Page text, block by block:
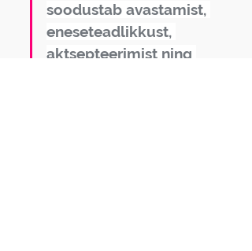
soodustab avastamist,
eneseteadlikkust,
aktsepteerimist ning